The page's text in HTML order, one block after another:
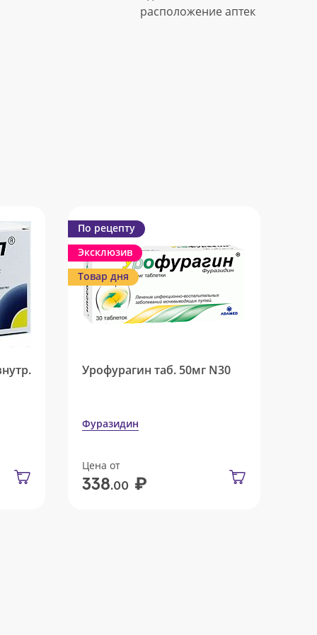
расположение аптек
По рецепту
Эксклюзив
Товар дня
Урофурагин таб. 50мг N30
Фуразидин
Цена от
338.00 ₽